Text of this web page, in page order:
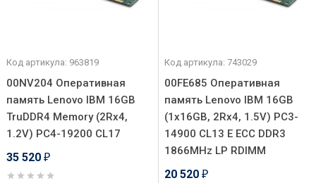
Код артикула: 963819
00NV204 Оперативная
память Lenovo IBM 16GB
TruDDR4 Memory (2Rx4,
1.2V) PC4-19200 CL17
35 520 ₽
Код артикула: 743029
00FE685 Оперативная
память Lenovo IBM 16GB
(1x16GB, 2Rx4, 1.5V) PC3-
14900 CL13 E ECC DDR3
1866MHz LP RDIMM
20 520 ₽